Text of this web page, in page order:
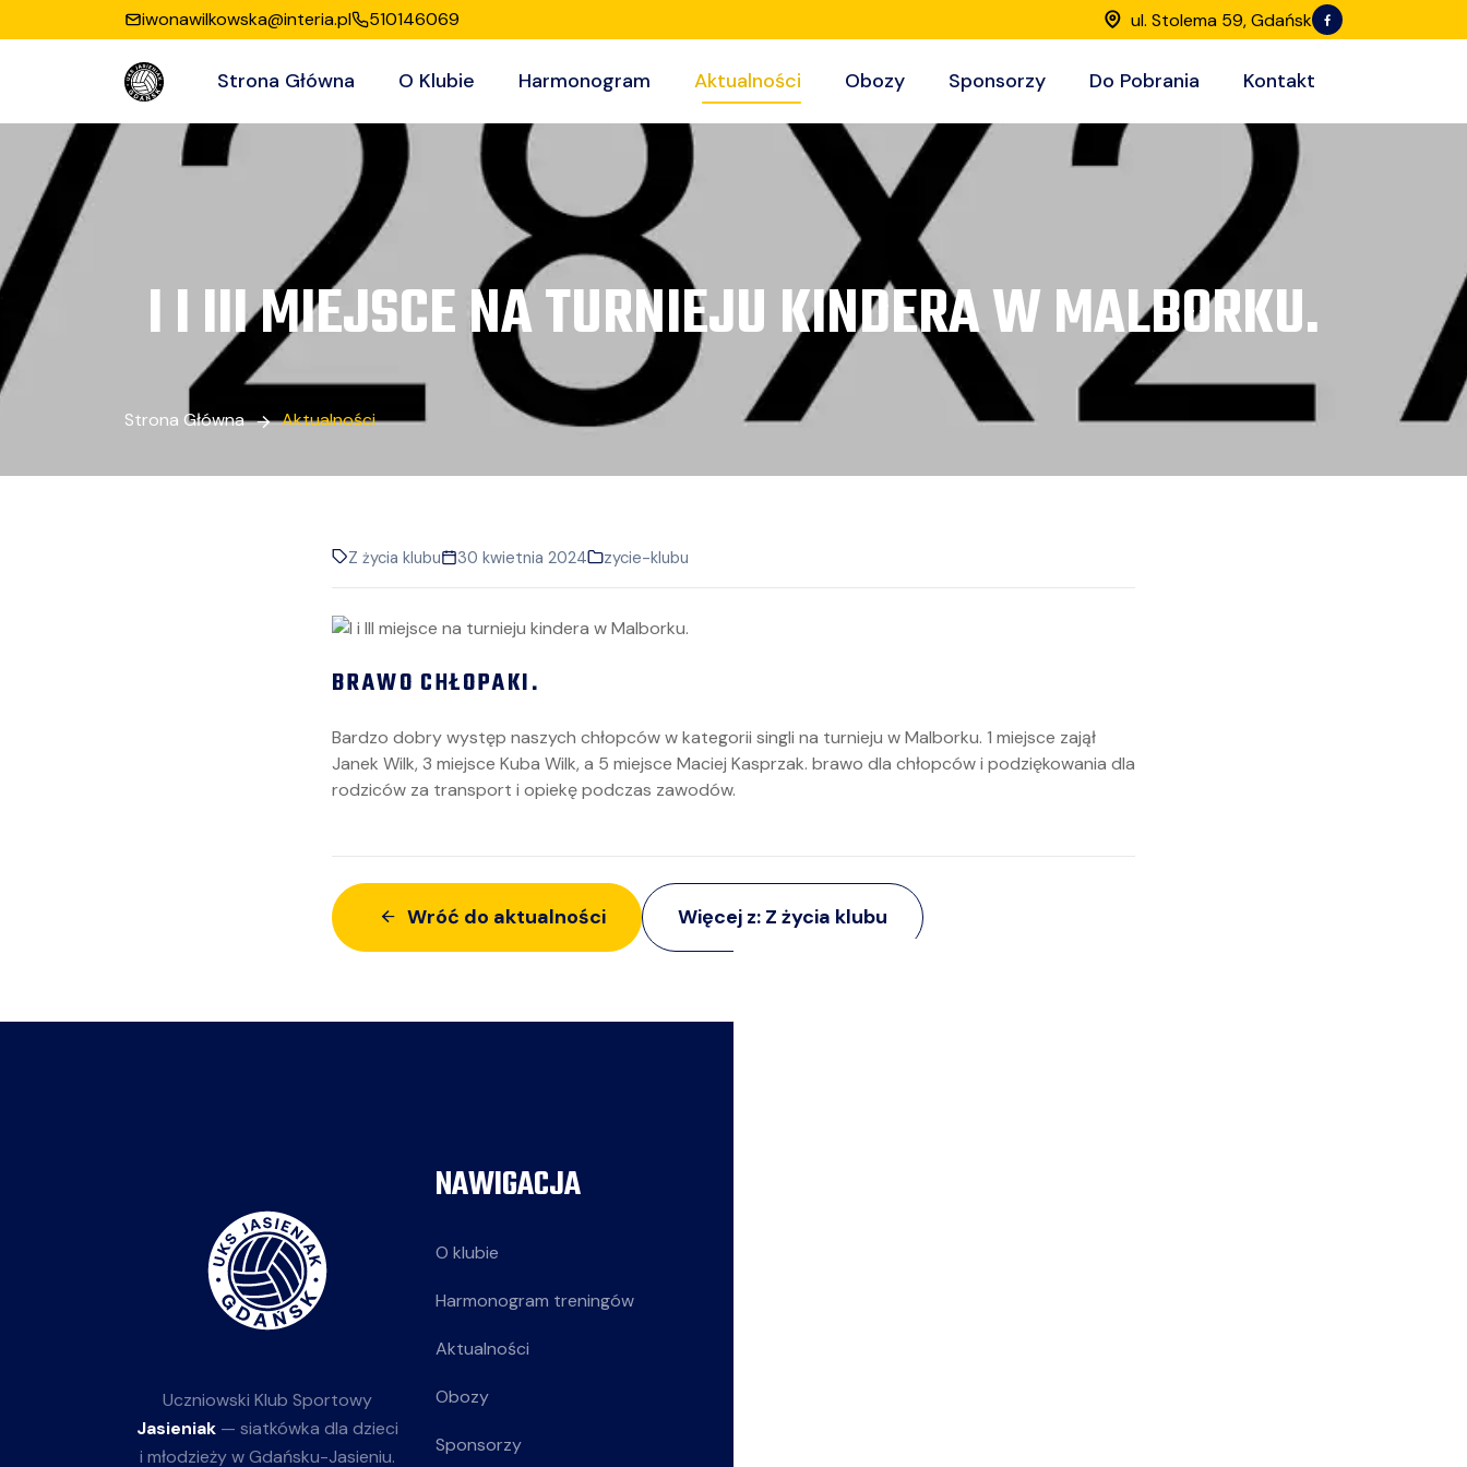
iwonawilkowska@interia.pl 510146069 ul. Stolema 59, Gdańsk
Strona Główna O Klubie Harmonogram Aktualności Obozy Sponsorzy Do Pobrania Kontakt
I I III MIEJSCE NA TURNIEJU KINDERA W MALBORKU.
Strona Główna Aktualności
Z życia klubu 30 kwietnia 2024 zycie-klubu
BRAWO CHŁOPAKI.
Bardzo dobry występ naszych chłopców w kategorii singli na turnieju w Malborku. 1 miejsce zajął
Janek Wilk, 3 miejsce Kuba Wilk, a 5 miejsce Maciej Kasprzak. brawo dla chłopców i podziękowania dla
rodziców za transport i opiekę podczas zawodów.
Wróć do aktualności Więcej z: Z życia klubu
Uczniowski Klub Sportowy
Jasieniak— siatkówka dla dzieci
i młodzieży w Gdańsku-Jasieniu.
NAWIGACJA
O klubie
Harmonogram treningów
Aktualności
Obozy
Sponsorzy